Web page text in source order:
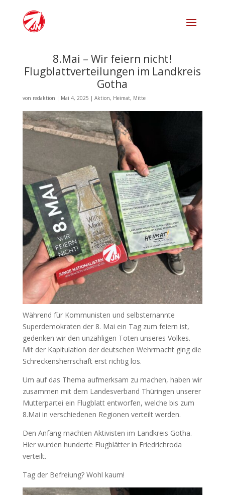
8.Mai – Wir feiern nicht!
Flugblattverteilungen im Landkreis
Gotha
von redaktion | Mai 4, 2025 | Aktion, Heimat, Mitte
Während für Kommunisten und selbsternannte
Superdemokraten der 8. Mai ein Tag zum feiern ist,
gedenken wir den unzähligen Toten unseres Volkes.
Mit der Kapitulation der deutschen Wehrmacht ging die
Schreckensherrschaft erst richtig los.
Um auf das Thema aufmerksam zu machen, haben wir
zusammen mit dem Landesverband Thüringen unserer
Mutterpartei ein Flugblatt entworfen, welche bis zum
8.Mai in verschiedenen Regionen verteilt werden.
Den Anfang machten Aktivisten im Landkreis Gotha.
Hier wurden hunderte Flugblätter in Friedrichroda
verteilt.
Tag der Befreiung? Wohl kaum!